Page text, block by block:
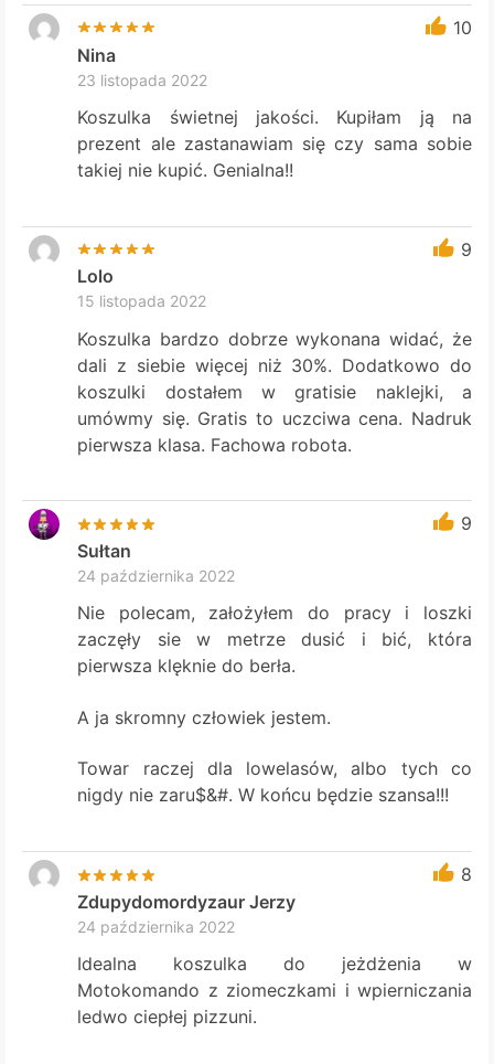
10
Nina
23 listopada 2022
Koszulka świetnej jakości. Kupiłam ją na
prezent ale zastanawiam się czy sama sobie
takiej nie kupić. Genialna!!
9
Lolo
15 listopada 2022
Koszulka bardzo dobrze wykonana widać, że
dali z siebie więcej niż 30%. Dodatkowo do
koszulki dostałem w gratisie naklejki, a
umówmy się. Gratis to uczciwa cena. Nadruk
pierwsza klasa. Fachowa robota.
9
Sułtan
24 października 2022
Nie polecam, założyłem do pracy i loszki
zaczęły sie w metrze dusić i bić, która
pierwsza klęknie do berła.
A ja skromny człowiek jestem.
Towar raczej dla lowelasów, albo tych co
nigdy nie zaru$&#. W końcu będzie szansa!!!
8
Zdupydomordyzaur Jerzy
24 października 2022
Idealna koszulka do jeżdżenia w
Motokomando z ziomeczkami i wpierniczania
ledwo ciepłej pizzuni.